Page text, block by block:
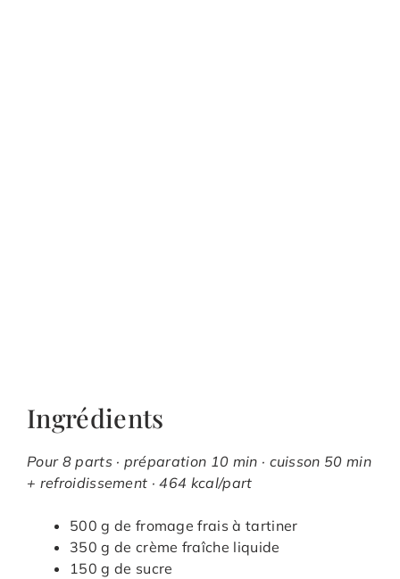
Ingrédients
Pour 8 parts · préparation 10 min · cuisson 50 min
+ refroidissement · 464 kcal/part
500 g de fromage frais à tartiner
350 g de crème fraîche liquide
150 g de sucre